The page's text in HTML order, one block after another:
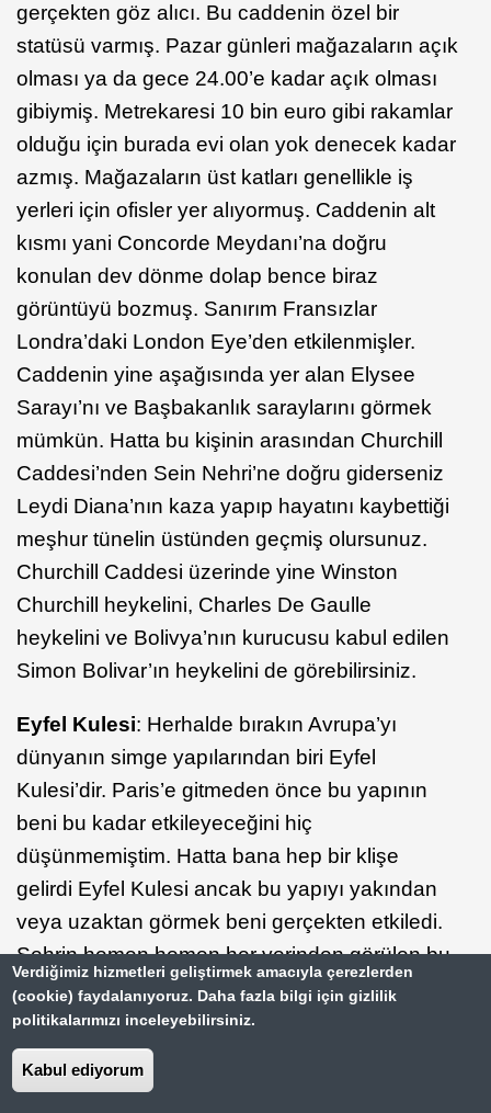
gerçekten göz alıcı. Bu caddenin özel bir
statüsü varmış. Pazar günleri mağazaların açık
olması ya da gece 24.00’e kadar açık olması
gibiymiş. Metrekaresi 10 bin euro gibi rakamlar
olduğu için burada evi olan yok denecek kadar
azmış. Mağazaların üst katları genellikle iş
yerleri için ofisler yer alıyormuş. Caddenin alt
kısmı yani Concorde Meydanı’na doğru
konulan dev dönme dolap bence biraz
görüntüyü bozmuş. Sanırım Fransızlar
Londra’daki London Eye’den etkilenmişler.
Caddenin yine aşağısında yer alan Elysee
Sarayı’nı ve Başbakanlık saraylarını görmek
mümkün. Hatta bu kişinin arasından Churchill
Caddesi’nden Sein Nehri’ne doğru giderseniz
Leydi Diana’nın kaza yapıp hayatını kaybettiği
meşhur tünelin üstünden geçmiş olursunuz.
Churchill Caddesi üzerinde yine Winston
Churchill heykelini, Charles De Gaulle
heykelini ve Bolivya’nın kurucusu kabul edilen
Simon Bolivar’ın heykelini de görebilirsiniz.
Eyfel Kulesi: Herhalde bırakın Avrupa’yı
dünyanın simge yapılarından biri Eyfel
Kulesi’dir. Paris’e gitmeden önce bu yapının
beni bu kadar etkileyeceğini hiç
düşünmemiştim. Hatta bana hep bir klişe
gelirdi Eyfel Kulesi ancak bu yapıyı yakından
veya uzaktan görmek beni gerçekten etkiledi.
Şehrin hemen hemen her yerinden görülen bu
etkileyici yapı aslında ihtilalin 100. yılında
Paris’te düzenlenecek dünya fuarı için Gustav
Eyfel tarafından giriş kapısı olarak tasarlanmış.
Yapı 26 ay gibi kısa bir sürede 18 bin büyük
Verdiğimiz hizmetleri geliştirmek amacıyla çerezlerden
(cookie) faydalanıyoruz. Daha fazla bilgi için gizlilik
politikalarımızı inceleyebilirsiniz.
Kabul ediyorum